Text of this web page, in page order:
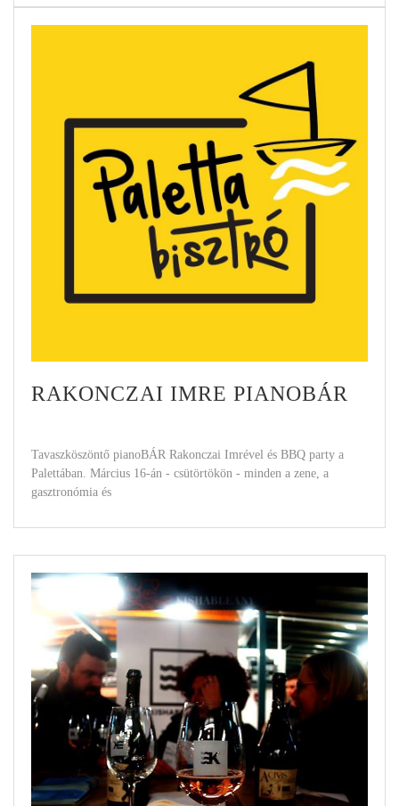
RAKONCZAI IMRE PIANOBÁR
Tavaszköszöntő pianoBÁR Rakonczai Imrével és BBQ party a
Palettában. Március 16-án - csütörtökön - minden a zene, a
gasztronómia és